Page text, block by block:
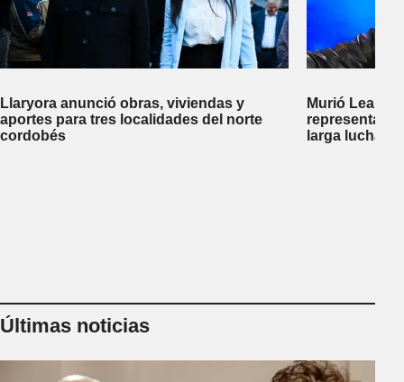
Llaryora anunció obras, viviendas y
aportes para tres localidades del norte
cordobés
Murió
larga lucha
Últimas noticias